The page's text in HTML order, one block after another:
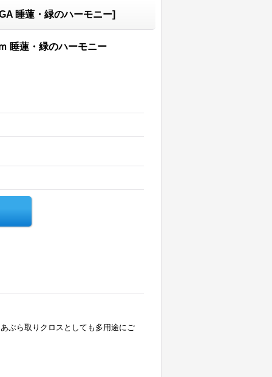
睡蓮・緑のハーモニー]
蓮・緑のハーモニー
ぶら取りクロスとしても多用途にご